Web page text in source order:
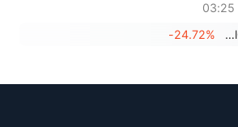
QuidelOrtho Corporation
-24.72%